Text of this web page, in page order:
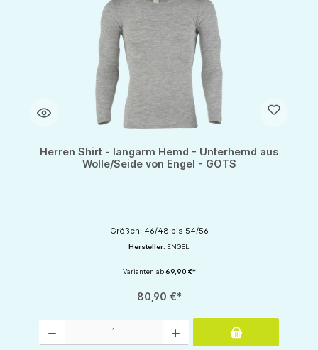
Herren Shirt - langarm Hemd - Unterhemd aus
Wolle/Seide von Engel - GOTS
Größen: 46/48 bis 54/56
Hersteller: ENGEL
Varianten ab69,90 €*
80,90 €*